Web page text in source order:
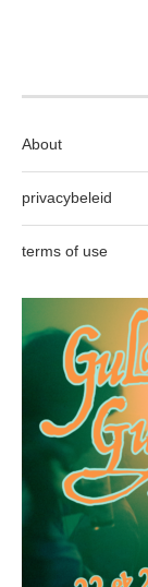
About
privacybeleid
terms of use